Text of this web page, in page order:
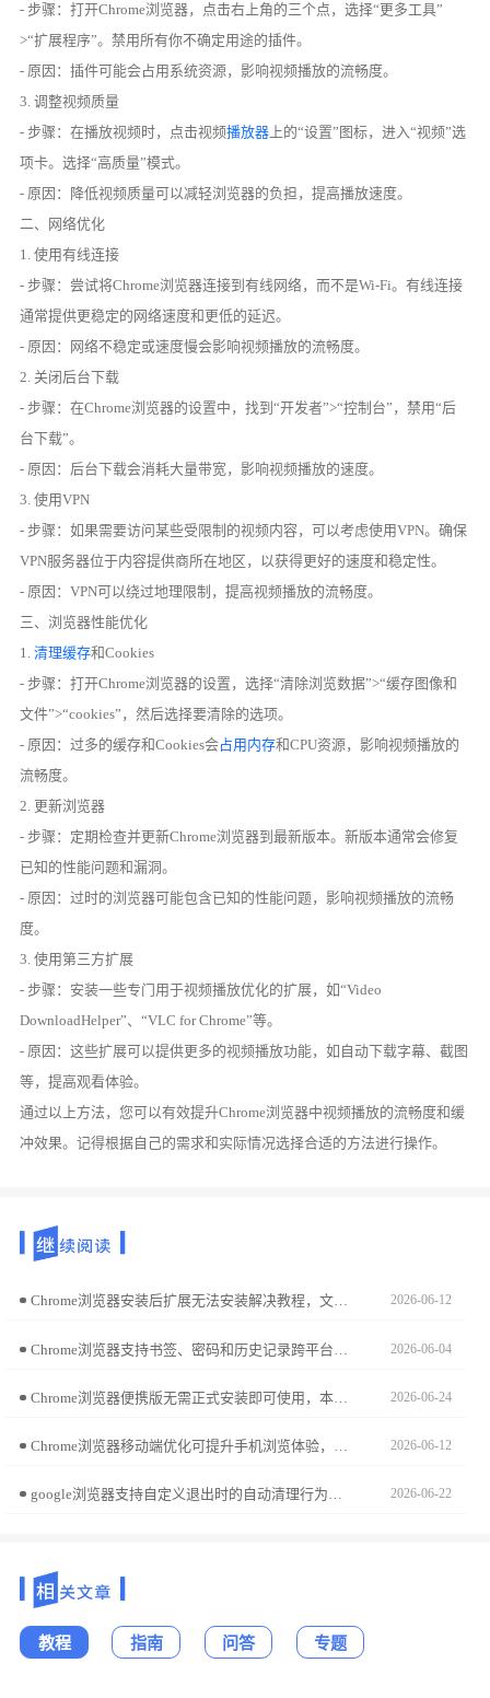
- 步骤：打开Chrome浏览器，点击右上角的三个点，选择“更多工具”
>“扩展程序”。禁用所有你不确定用途的插件。
- 原因：插件可能会占用系统资源，影响视频播放的流畅度。
3. 调整视频质量
- 步骤：在播放视频时，点击视频播放器 上的“设置”图标，进入“视频”选
项卡。选择“高质量”模式。
- 原因：降低视频质量可以减轻浏览器的负担，提高播放速度。
二、网络优化
1. 使用有线连接
- 步骤：尝试将Chrome浏览器连接到有线网络，而不是Wi-Fi。有线连接
通常提供更稳定的网络速度和更低的延迟。
- 原因：网络不稳定或速度慢会影响视频播放的流畅度。
2. 关闭后台下载
- 步骤：在Chrome浏览器的设置中，找到“开发者”>“控制台”，禁用“后
台下载”。
- 原因：后台下载会消耗大量带宽，影响视频播放的速度。
3. 使用VPN
- 步骤：如果需要访问某些受限制的视频内容，可以考虑使用VPN。确保
VPN服务器位于内容提供商所在地区，以获得更好的速度和稳定性。
- 原因：VPN可以绕过地理限制，提高视频播放的流畅度。
三、浏览器性能优化
1.清理缓存和Cookies
- 步骤：打开Chrome浏览器的设置，选择“清除浏览数据”>“缓存图像和
文件”>“cookies”，然后选择要清除的选项。
- 原因：过多的缓存和Cookies会占用内存和CPU资源，影响视频播放的
流畅度。
2. 更新浏览器
- 步骤：定期检查并更新Chrome浏览器到最新版本。新版本通常会修复
已知的性能问题和漏洞。
- 原因：过时的浏览器可能包含已知的性能问题，影响视频播放的流畅
度。
3. 使用第三方扩展
- 步骤：安装一些专门用于视频播放优化的扩展，如“Video
DownloadHelper”、“VLC for Chrome”等。
- 原因：这些扩展可以提供更多的视频播放功能，如自动下载字幕、截图
等，提高观看体验。
通过以上方法，您可以有效提升Chrome浏览器中视频播放的流畅度和缓
冲效果。记得根据自己的需求和实际情况选择合适的方法进行操作。
Chrome浏览器安装后扩展无法安装解决教程，文章讲解插件来源验证、浏览器设置调整及操作方法，让扩展顺利启用。 2026-06-12
2026-06-04
Chrome浏览器便携版无需正式安装即可使用，本文分享安装操作技巧和快速运行方法，让用户在不同设备上便捷使用浏览器。 2026-06-24
Chrome浏览器移动端优化可提升手机浏览体验，本教程讲解操作步骤。用户可改善网页加载速度，实现更顺畅的移动端使用体验。 2026-06-12
google浏览器支持自定义退出时的自动清理行为。检查google浏览器隐私设置面板，取消勾选“退出时删除浏览历史”选项，即可确保您的上网记录被完整保留。 2026-06-22
教程 指南 问答 专题